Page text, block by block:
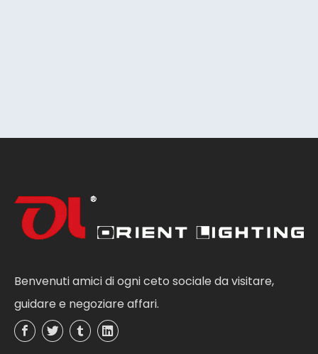
Benvenuti amici di ogni ceto sociale da visitare,
guidare e negoziare affari.